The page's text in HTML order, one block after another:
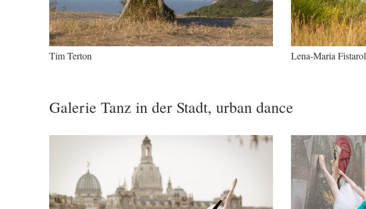
Tim Terton Lena-Maria Fistarol
Galerie Tanz in der Stadt, urban dance